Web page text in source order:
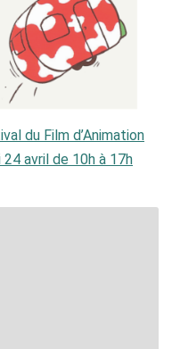
du Film d’Animation
avril de 10h à 17h